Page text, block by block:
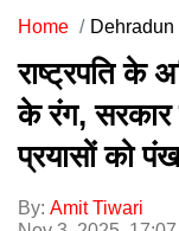
Home Dehradun
राष्ट्रपति के
के रंग,
प्रयासों को
By: Amit Tiwari